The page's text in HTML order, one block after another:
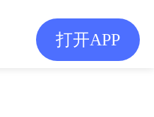
打开APP